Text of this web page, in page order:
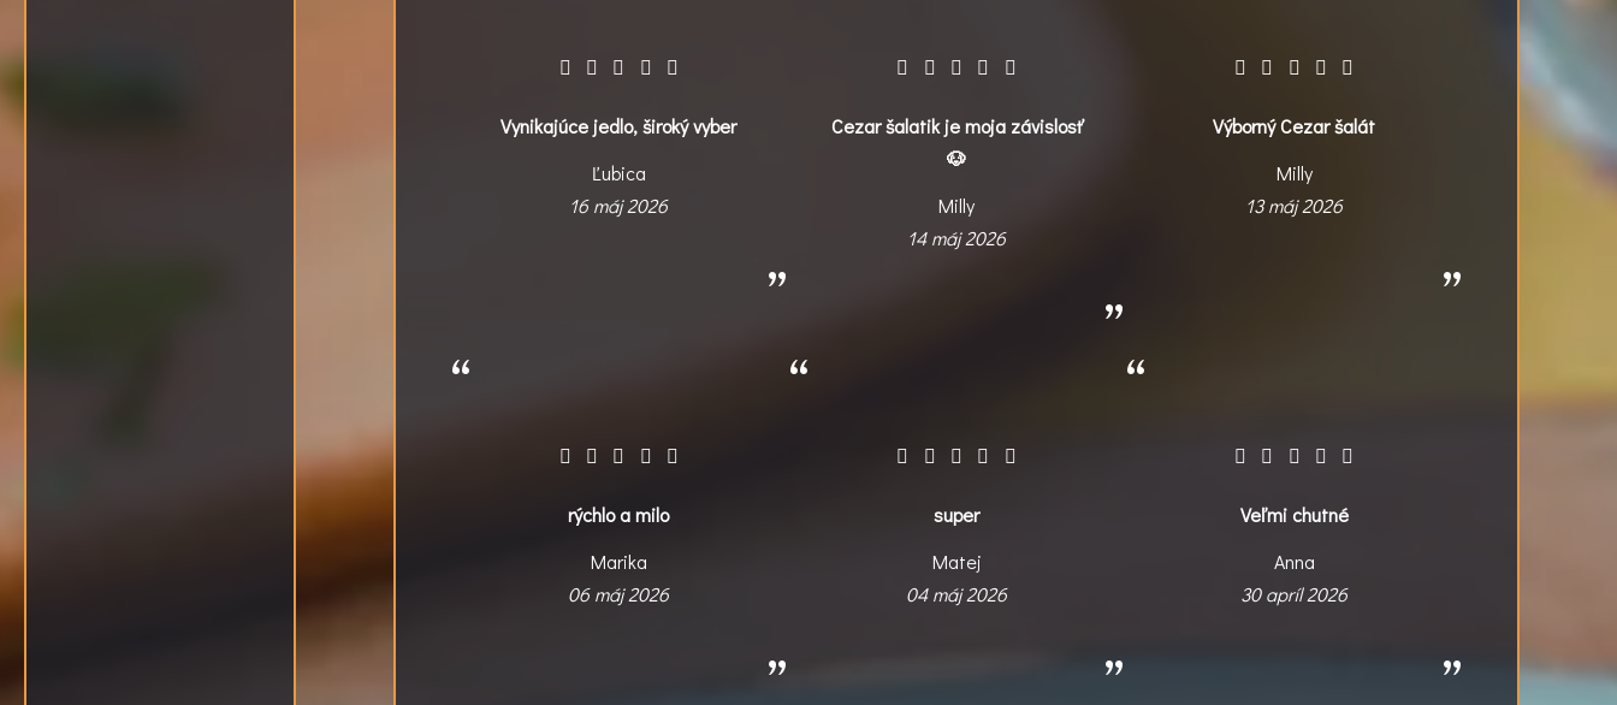
Vynikajúce jedlo, široký vyber
Ľubica
16 máj 2026
Cezar šalatik je moja závislosť
🐶
Milly
14 máj 2026
Výborný Cezar šalát
Milly
13 máj 2026
rýchlo a milo
Marika
06 máj 2026
super
Matej
04 máj 2026
Veľmi chutné
Anna
30 apríl 2026